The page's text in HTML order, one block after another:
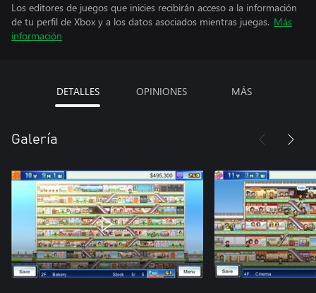
Los editores de juegos que inicies recibirán acceso a la información
de tu perfil de Xbox y a los datos asociados mientras juegas. Más
información
DETALLES OPINIONES MÁS
Galería